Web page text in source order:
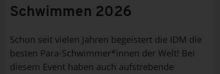
Schwimmen 2026
Schon seit vielen Jahren begeistert die IDM die
besten Para-Schwimmer*innen der Welt! Bei
diesem Event haben auch aufstrebende